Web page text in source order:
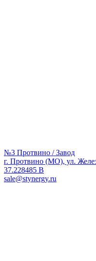
№3 Протвино / Завод
г. Протвино (МО), ул.
37.228485 В
sale@stynergy.ru